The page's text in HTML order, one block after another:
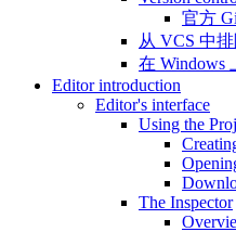
官方
从 VCS 中
在 Windows
Editor introduction
Editor's interface
Using the
The Inspector